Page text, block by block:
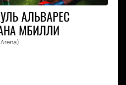
АЛЬВАРЕС
МБИЛЛИ